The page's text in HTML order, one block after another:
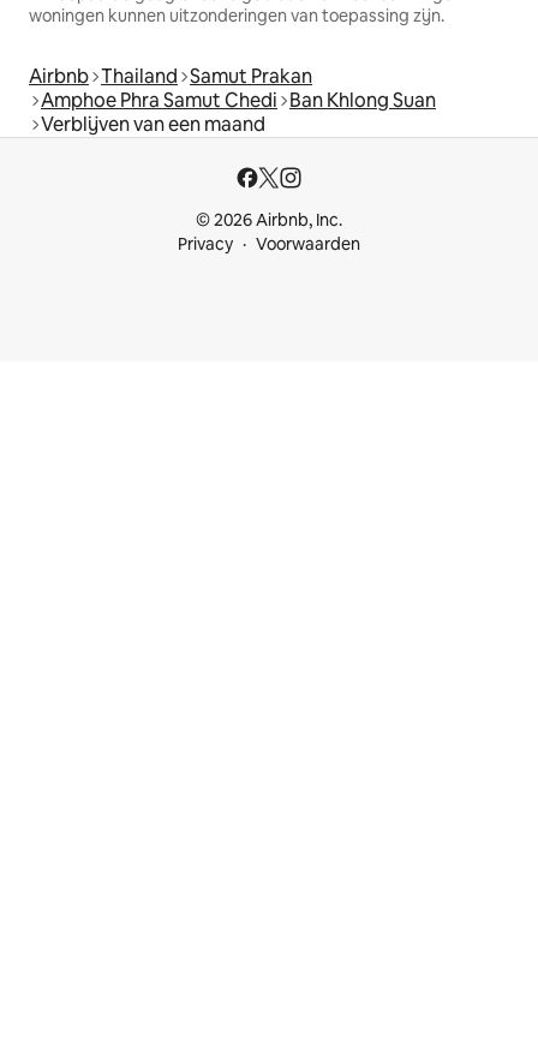
woningen kunnen uitzonderingen van toepassing zijn.
Airbnb Thailand Samut Prakan
Amphoe Phra Samut Chedi Ban Khlong Suan
Verblijven van een maand
© 2026 Airbnb, Inc.
Privacy
Voorwaarden